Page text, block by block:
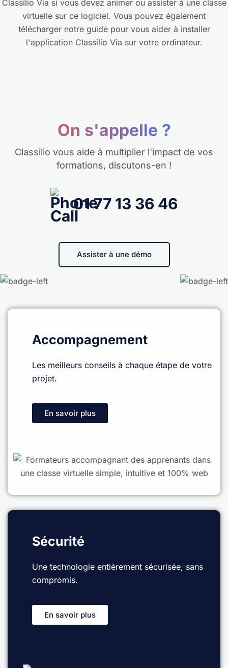
Classilio Via si vous devez animer ou assister à une classe
virtuelle sur ce logiciel. Vous pouvez également
télécharger notre guidepour vous aider à installer
l'application Classilio Via sur votre ordinateur.
On s'appelle ?
Classilio vous aide à multiplier l'impact de vos
formations, discutons-en !
01 77 13 36 46
Assister à une démo
Accompagnement
Les meilleurs conseils à chaque étape de votre
projet.
En savoir plus
Sécurité
Une technologie entièrement sécurisée, sans
compromis.
En savoir plus